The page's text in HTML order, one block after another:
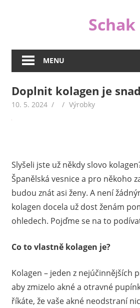
Schak
když
jsou
důležité,
nejsou
A
proto
našem
webu
najdou
i
pro
ty,
MENU
Doplnit kolagen je
10. 5. 2024 Výrobky
Slyšeli jste už někdy slovo
Španělská vesnice a pro někoho
budou znát asi ženy. A není
kolagen docela už dost ženám
ohledech. Pojďme se na to
Co to vlastně kolagen je?
Kolagen – jeden z nejúčinnějších
aby zmizelo akné a otravné
říkáte, že vaše akné neodstraní